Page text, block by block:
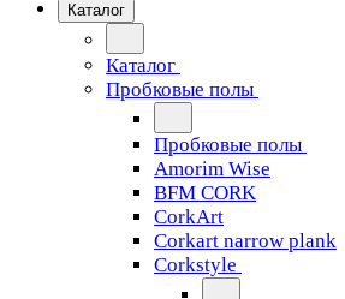
Каталог
Каталог
Пробковые полы
Пробковые полы
Amorim Wise
BFM CORK
CorkArt
Corkart narrow plank
Corkstyle